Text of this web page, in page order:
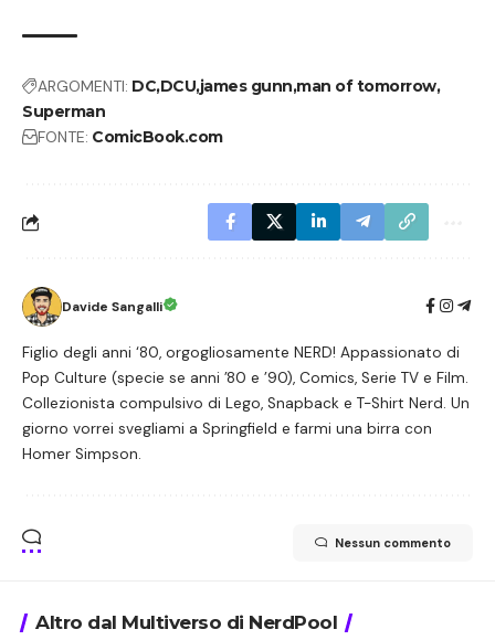
ARGOMENTI: DCDCUjames gunn man of tomorrow
Superman
FONTE: ComicBook.com
Davide Sangalli
Figlio degli anni ‘80, orgogliosamente NERD! Appassionato di
Pop Culture (specie se anni ’80 e ’90), Comics, Serie TV e Film.
Collezionista compulsivo di Lego, Snapback e T-Shirt Nerd. Un
giorno vorrei svegliami a Springfield e farmi una birra con
Homer Simpson.
Nessun commento
Altro dal Multiverso di NerdPool